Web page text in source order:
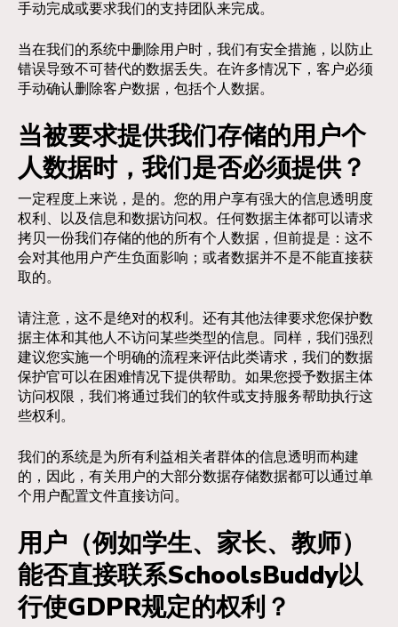
手动完成或要求我们的支持团队来完成。
当在我们的系统中删除用户时，我们有安全措施，以防止
错误导致不可替代的数据丢失。在许多情况下，客户必须
手动确认删除客户数据，包括个人数据。
当被要求提供我们存储的用户个
人数据时，我们是否必须提供？
一定程度上来说，是的。您的用户享有强大的信息透明度
权利、以及信息和数据访问权。任何数据主体都可以请求
拷贝一份我们存储的他的所有个人数据，但前提是：这不
会对其他用户产生负面影响；或者数据并不是不能直接获
取的。
请注意，这不是绝对的权利。还有其他法律要求您保护数
据主体和其他人不访问某些类型的信息。同样，我们强烈
建议您实施一个明确的流程来评估此类请求，我们的数据
保护官可以在困难情况下提供帮助。如果您授予数据主体
访问权限，我们将通过我们的软件或支持服务帮助执行这
些权利。
我们的系统是为所有利益相关者群体的信息透明而构建
的，因此，有关用户的大部分数据存储数据都可以通过单
个用户配置文件直接访问。
用户（例如学生、家长、教师）
能否直接联系SchoolsBuddy以
行使GDPR规定的权利？